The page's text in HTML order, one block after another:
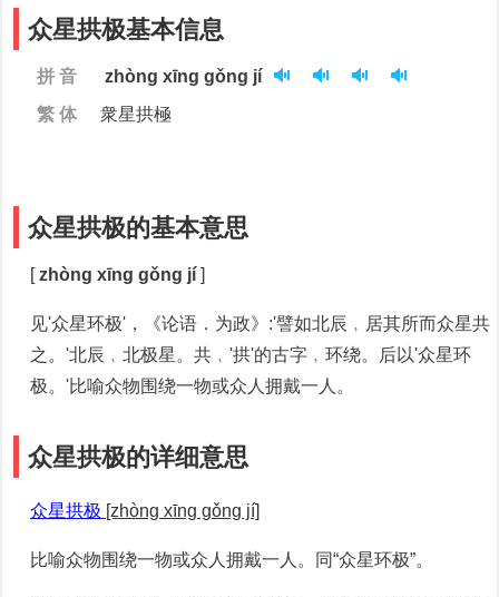
众星拱极基本信息
拼 音
zhòng xīng gǒng jí
繁 体
衆星拱極
众星拱极的基本意思
[zhòng xīng gǒng jí ]
见'众星环极'，《论语．为政》:'譬如北辰﹐居其所而众星共
之。'北辰﹐北极星。共﹐'拱'的古字﹐环绕。后以'众星环
极。'比喻众物围绕一物或众人拥戴一人。
众星拱极的详细意思
众星拱极 [zhòng xīng gǒng jí]
比喻众物围绕一物或众人拥戴一人。同“众星环极”。